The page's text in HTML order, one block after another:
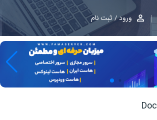
ورود ثبت نام